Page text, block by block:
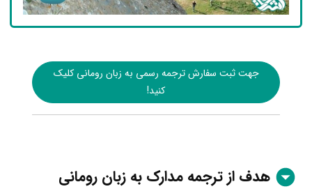
جهت ثبت سفارش ترجمه رسمی به زبان رومانی کلیک
کنید!
هدف از ترجمه مدارک به زبان رومانی